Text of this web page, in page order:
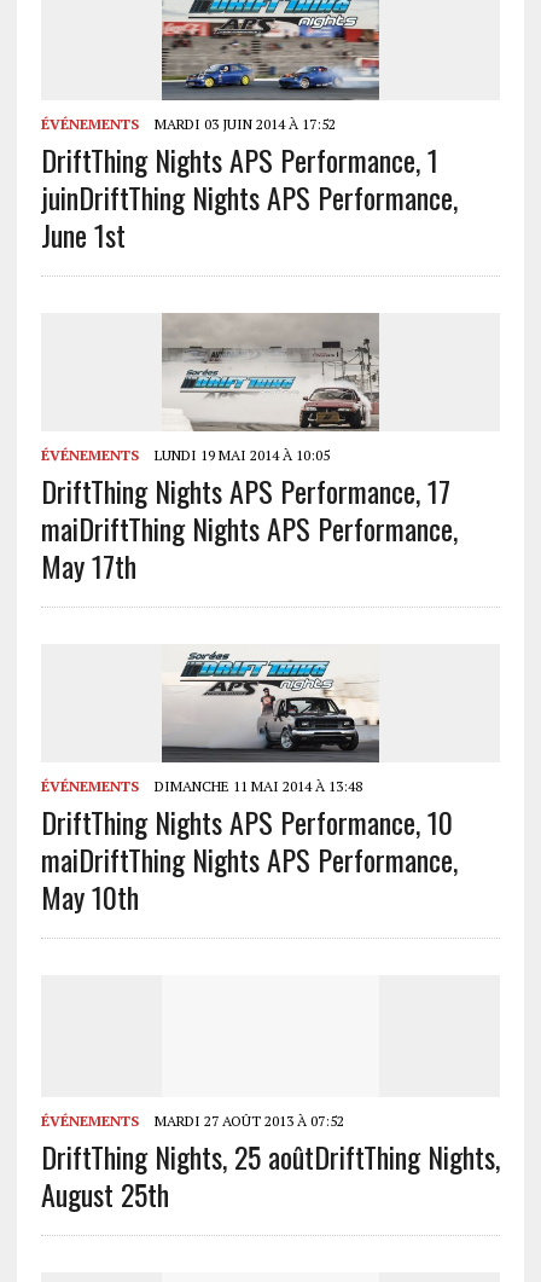
ÉVÉNEMENTS MARDI 03 JUIN 2014 À 17:52
DriftThing Nights APS Performance, 1
juinDriftThing Nights APS Performance,
June 1st
ÉVÉNEMENTS LUNDI 19 MAI 2014 À 10:05
DriftThing Nights APS Performance, 17
maiDriftThing Nights APS Performance,
May 17th
ÉVÉNEMENTS DIMANCHE 11 MAI 2014 À 13:48
DriftThing Nights APS Performance, 10
maiDriftThing Nights APS Performance,
May 10th
ÉVÉNEMENTS MARDI 27 AOÛT 2013 À 07:52
DriftThing Nights, 25 aoûtDriftThing Nights,
August 25th